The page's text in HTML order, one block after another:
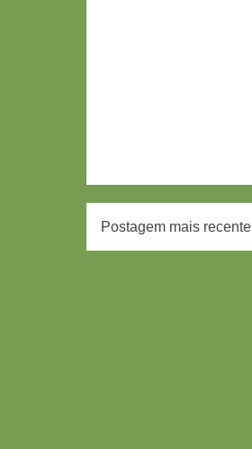
Postagem mais recente